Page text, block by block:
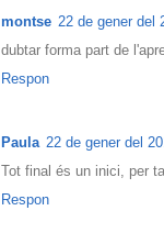
montse 22 de gener del
dubtar forma part de
Respon
Paula 22 de gener del
Tot final és un inici, per
Respon